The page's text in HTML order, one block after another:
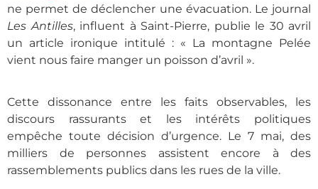
ne permet de déclencher une évacuation. Le journal
Les Antilles, influent à Saint-Pierre, publie le 30 avril
un article ironique intitulé : « La montagne Pelée
vient nous faire manger un poisson d’avril ».
Cette dissonance entre les faits observables, les
discours rassurants et les intérêts politiques
empêche toute décision d’urgence. Le 7 mai, des
milliers de personnes assistent encore à des
rassemblements publics dans les rues de la ville.